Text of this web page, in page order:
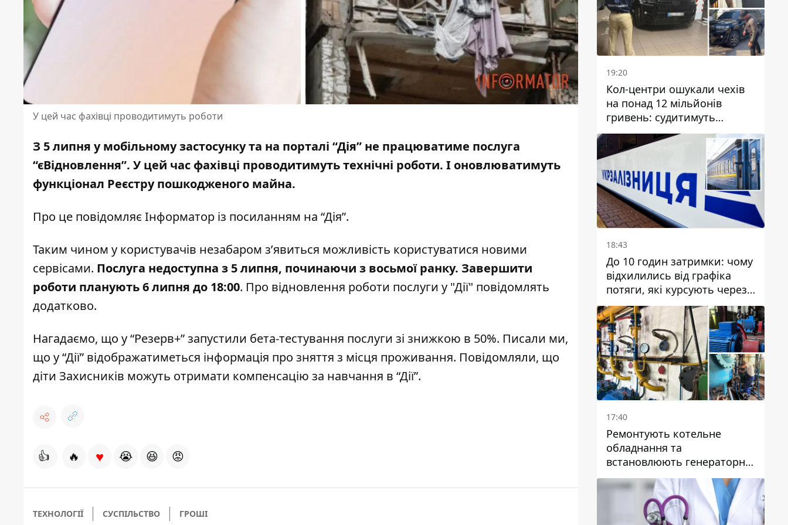
У цей час фахівці проводитимуть роботи
З 5 липня у мобільному застосунку та на порталі “Дія” не працюватиме послуга
“єВідновлення”. У цей час фахівці проводитимуть технічні роботи. І оновлюватимуть
функціонал Реєстру пошкодженого майна.
Про це повідомляє Інформатор із посиланням на “Дія”.
Таким чином у користувачів незабаром з’явиться можливість користуватися новими
сервісами. Послуга недоступна з 5 липня, починаючи з восьмої ранку. Завершити
роботи планують 6 липня до 18:00. Про відновлення роботи послуги у "Дії" повідомлять
додатково.
Нагадаємо, що у “Резерв+” запустили бета-тестування послуги зі знижкою в 50%. Писали ми,
що у “Дії” відображатиметься інформація про зняття з місця проживання. Повідомляли, що
діти Захисників можуть отримати компенсацію за навчання в “Дії”.
👍 🔥 ♥ 😭 😆 😡
ТЕХНОЛОГІЇ СУСПІЛЬСТВО ГРОШІ
19:20
Кол-центри ошукали чехів
на понад 12 мільйонів
гривень: судитимуть
дніпрянина, який
організував
транснаціональну злочинну
організацію
18:43
До 10 годин затримки: чому
відхилились від графіка
потяги, які курсують через
Дніпро та область
17:40
Ремонтують котельне
обладнання та
встановлюють генераторні
установки: як у Дніпрі
готуються до
опалювального сезону